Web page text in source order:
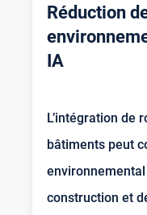
Réduction
IA
L’intégration de
bâtiments peut
environnemental
construction et